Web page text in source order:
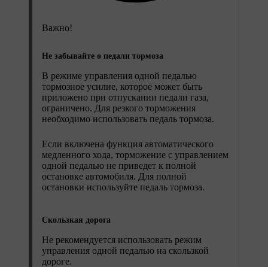
Важно!
Не забывайте о педали тормоза
В режиме управления одной педалью
тормозное усилие, которое может быть
приложено при отпускании педали газа,
ограничено. Для резкого торможения
необходимо использовать педаль тормоза.
Если включена функция автоматического
медленного хода, торможение с управлением
одной педалью не приведет к полной
остановке автомобиля. Для полной
остановки используйте педаль тормоза.
Скользкая дорога
Не рекомендуется использовать режим
управления одной педалью на скользкой
дороге.